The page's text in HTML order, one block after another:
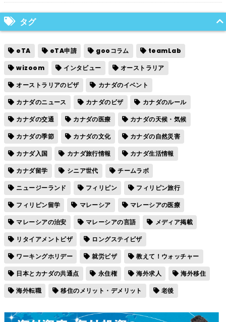
タグ
eTA eTA申請 gooコラム
teamLab
wizoom
インタビュー
オーストラリア
オーストラリアのビザ
カナダのイベント
カナダのニュース
カナダのビザ
カナダのルール
カナダの交通
カナダの医療
カナダの天候・気候
カナダの季節
カナダの文化
カナダの自然災害
カナダ入国
カナダ旅行情報
カナダ生活情報
カナダ留学
シニア世代
チームラボ
ニュージーランド
フィリピン
フィリピン旅行
フィリピン留学
マレーシア
マレーシアの医療
マレーシアの治安
マレーシアの言語
メディア掲載
リタイアメントビザ
ロングステイビザ
ワーキングホリデー
就労ビザ
教えて！ウォッチャー
日本とカナダの共通点
永住権 海外求人
海外移住
海外転職
移住のメリット・デメリット 老後